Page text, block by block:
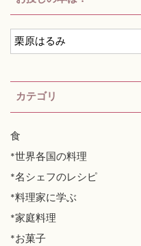
カテゴリ
食
*世界各国の料理
*名シェフのレシピ
*料理家に学ぶ
*家庭料理
*お菓子